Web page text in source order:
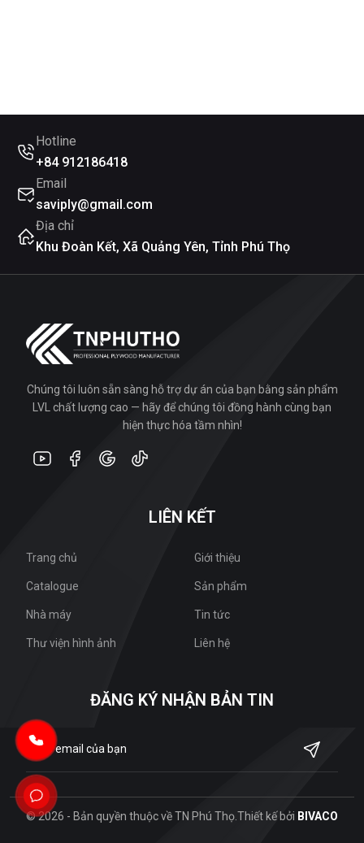
Hotline
+84 912186418
Email
saviply@gmail.com
Địa chỉ
Khu Đoàn Kết, Xã Quảng Yên, Tỉnh Phú Thọ
Chúng tôi luôn sẵn sàng hỗ trợ dự án của bạn bằng sản phẩm
LVL chất lượng cao — hãy để chúng tôi đồng hành cùng bạn
hiện thực hóa tầm nhìn!
LIÊN KẾT
Trang chủ Giới thiệu
Catalogue Sản phẩm
Nhà máy Tin tức
Thư viện hình ảnh Liên hệ
ĐĂNG KÝ NHẬN BẢN TIN
© 2026 - Bản quyền thuộc về TN Phú Thọ.Thiết kế bởi BIVACO